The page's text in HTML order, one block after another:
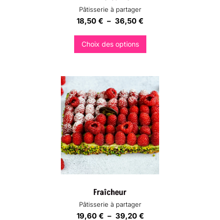
Pâtisserie à partager
18,50 € – 36,50 €Plage
Choix des options
Ce
plusieurs
Les
options
peuvent
être
choisies
sur
la
page
du
Fraîcheur
Pâtisserie à partager
19,60 € – 39,20 €Plage